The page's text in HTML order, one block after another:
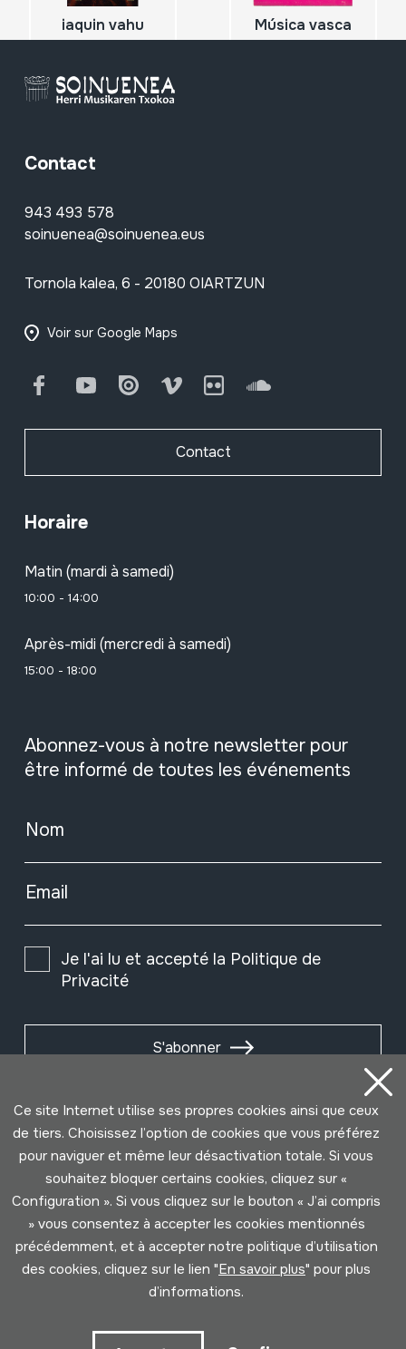
iaquin vahu Música vasca
Contact
943 493 578
soinuenea@soinuenea.eus
Tornola kalea, 6 - 20180 OIARTZUN
Voir sur Google Maps
FacebookYoutube Issuu Vimeo Flickr SoundCloud
Contact
Horaire
Matin (mardi à samedi)
10:00 - 14:00
Après-midi (mercredi à samedi)
15:00 - 18:00
Abonnez-vous à notre newsletter pour
être informé de toutes les événements
Nom
Email
Je l'ai lu et accepté la Politique de
Privacité
S'abonner
Ce site Internet utilise ses propres cookies ainsi que ceux
de tiers. Choisissez l’option de cookies que vous préférez
pour naviguer et même leur désactivation totale. Si vous
souhaitez bloquer certains cookies, cliquez sur «
Configuration ». Si vous cliquez sur le bouton « J’ai compris
» vous consentez à accepter les cookies mentionnés
précédemment, et à accepter notre politique d’utilisation
des cookies, cliquez sur le lien "En savoir plus" pour plus
d’informations.